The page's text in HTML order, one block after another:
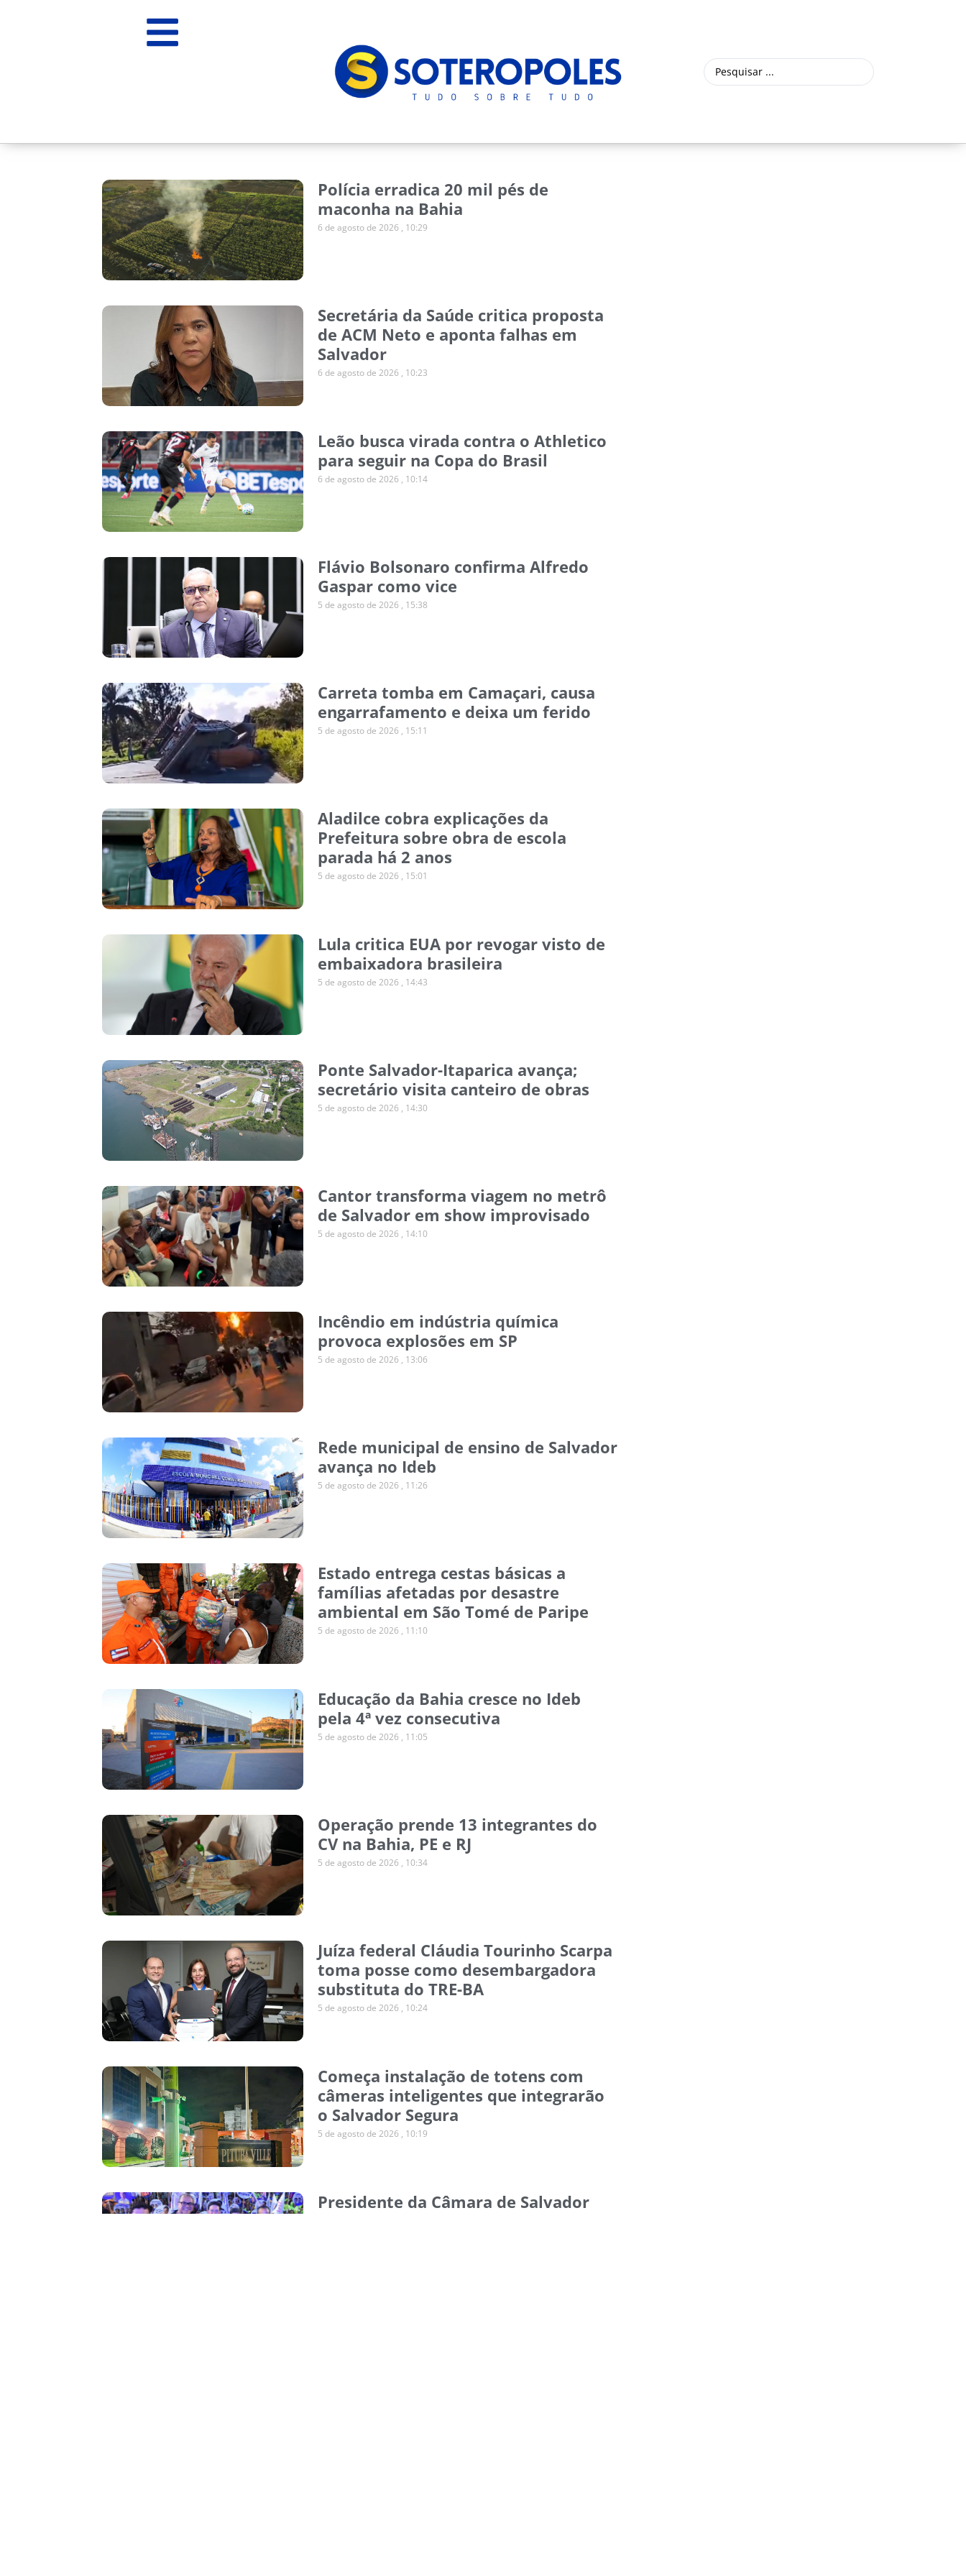
Polícia erradica 20 mil pés de
maconha na Bahia
6 de agosto de 2026 10:29
Secretária da Saúde critica proposta
de ACM Neto e aponta falhas em
Salvador
6 de agosto de 2026 10:23
Leão busca virada contra o Athletico
para seguir na Copa do Brasil
6 de agosto de 2026 10:14
Flávio Bolsonaro confirma Alfredo
Gaspar como vice
5 de agosto de 2026 15:38
Carreta tomba em Camaçari, causa
engarrafamento e deixa um ferido
5 de agosto de 2026 15:11
Aladilce cobra explicações da
Prefeitura sobre obra de escola
parada há 2 anos
5 de agosto de 2026 15:01
Lula critica EUA por revogar visto de
embaixadora brasileira
5 de agosto de 2026 14:43
Ponte Salvador-Itaparica avança;
secretário visita canteiro de obras
5 de agosto de 2026 14:30
Cantor transforma viagem no metrô
de Salvador em show improvisado
5 de agosto de 2026 14:10
Incêndio em indústria química
provoca explosões em SP
5 de agosto de 2026 13:06
Rede municipal de ensino de Salvador
avança no Ideb
5 de agosto de 2026 11:26
Estado entrega cestas básicas a
famílias afetadas por desastre
ambiental em São Tomé de Paripe
5 de agosto de 2026 11:10
Educação da Bahia cresce no Ideb
pela 4ª vez consecutiva
5 de agosto de 2026 11:05
Operação prende 13 integrantes do
CV na Bahia, PE e RJ
5 de agosto de 2026 10:34
Juíza federal Cláudia Tourinho Scarpa
toma posse como desembargadora
substituta do TRE-BA
5 de agosto de 2026 10:24
Começa instalação de totens com
câmeras inteligentes que integrarão
o Salvador Segura
5 de agosto de 2026 10:19
Presidente da Câmara de Salvador